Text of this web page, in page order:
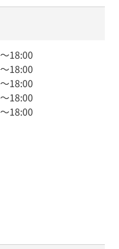
～18:00
～18:00
～18:00
～18:00
～18:00